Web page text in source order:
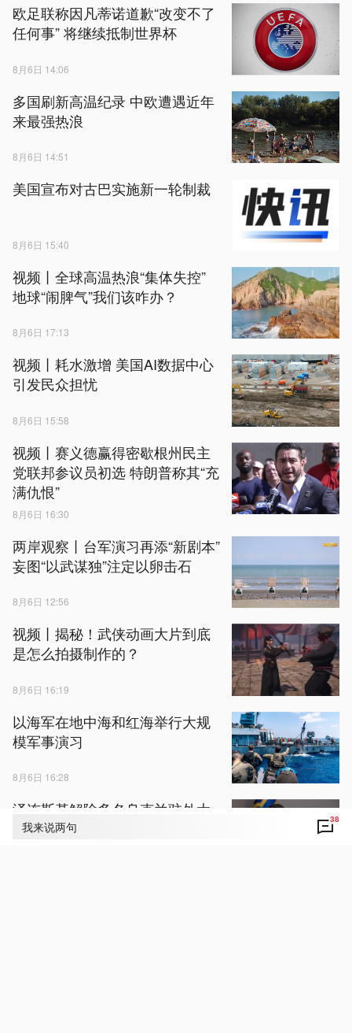
我来说两句 38
欧足联称因凡蒂诺道歉“改变不了
任何事” 将继续抵制世界杯
8月6日 14:06
多国刷新高温纪录 中欧遭遇近年
来最强热浪
8月6日 14:51
美国宣布对古巴实施新一轮制裁
8月6日 15:40
视频丨全球高温热浪“集体失控”
地球“闹脾气”我们该咋办？
8月6日 17:13
视频丨耗水激增 美国AI数据中心
引发民众担忧
8月6日 15:58
视频丨赛义德赢得密歇根州民主
党联邦参议员初选 特朗普称其“充
满仇恨”
8月6日 16:30
两岸观察丨台军演习再添“新剧本”
妄图“以武谋独”注定以卵击石
8月6日 12:56
视频丨揭秘！武侠动画大片到底
是怎么拍摄制作的？
8月6日 16:19
以海军在地中海和红海举行大规
模军事演习
8月6日 16:28
泽连斯基解除多名乌克兰驻外大
使职务